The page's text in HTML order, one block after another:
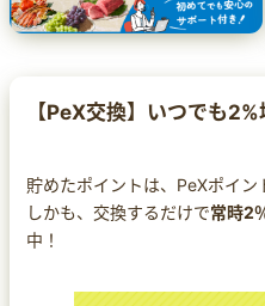
SBI証券 確定拠出年金（iDeCo）
【PeX交換】いつでも2%
貯めたポイントは、PeXポイン
しかも、交換するだけで常時2
中！